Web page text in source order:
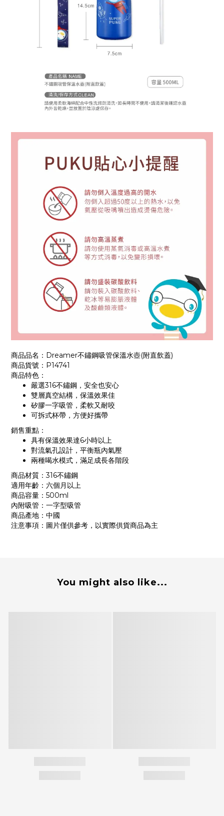
商品品名：Dreamer不鏽鋼吸管保溫水壺(附直飲蓋)
商品貨號：P14741
商品特色：
嚴選316不鏽鋼，安全也安心
雙層真空結構，保溫效果佳
矽膠一字吸管，柔軟又耐咬
可拆式杯帶，方便好攜帶
銷售重點：
具有保溫效果達6小時以上
對流氣孔設計，平衡瓶內氣壓
兩種喝水模式，滿足成長各階段
商品材質：316不鏽鋼
適用年齡：六個月以上
商品容量：500ml
內附吸管：一字型吸管
商品產地：中國
注意事項：圖片僅供參考，以實際供貨商品為主
You might also like...